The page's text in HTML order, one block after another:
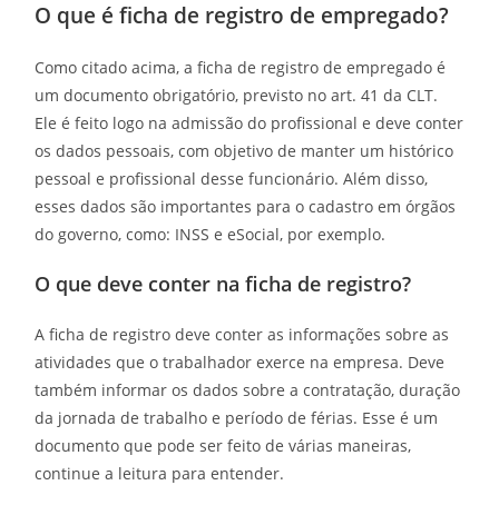
O que é ficha de registro de empregado?
Como citado acima, a ficha de registro de empregado é
um documento obrigatório, previsto no art. 41 da CLT.
Ele é feito logo na admissão do profissional e deve conter
os dados pessoais, com objetivo de manter um histórico
pessoal e profissional desse funcionário. Além disso,
esses dados são importantes para o cadastro em órgãos
do governo, como: INSS e eSocial, por exemplo.
O que deve conter na ficha de registro?
A ficha de registro deve conter as informações sobre as
atividades que o trabalhador exerce na empresa. Deve
também informar os dados sobre a contratação, duração
da jornada de trabalho e período de férias. Esse é um
documento que pode ser feito de várias maneiras,
continue a leitura para entender.